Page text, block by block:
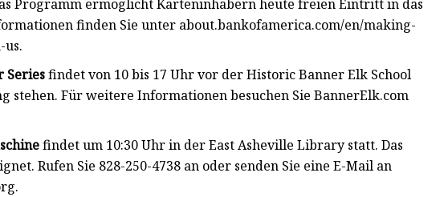
Programm ermöglicht Karteninhabern heute freien Eintritt in das
finden Sie unter about.bankofamerica.com/en/making-
Seriesfindet von 10 bis 17 Uhr vor der Historic Banner Elk School
stehen. Für weitere Informationen besuchen Sie BannerElk.com
findet um 10:30 Uhr in der East Asheville Library statt. Das
Rufen Sie 828-250-4738 an oder senden Sie eine E-Mail an
.